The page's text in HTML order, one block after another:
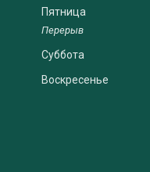
Пятница
Суббота
Воскресенье